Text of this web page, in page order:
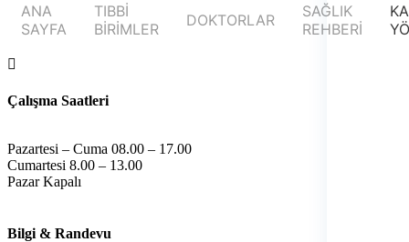
ANA
SAYFA
TIBBİ
BİRİMLER
DOKTORLAR
SAĞLIK
REHBERİ
Çalışma Saatleri
Pazartesi – Cuma 08.00 – 17.00
Cumartesi 8.00 – 13.00
Pazar Kapalı
Bilgi & Randevu